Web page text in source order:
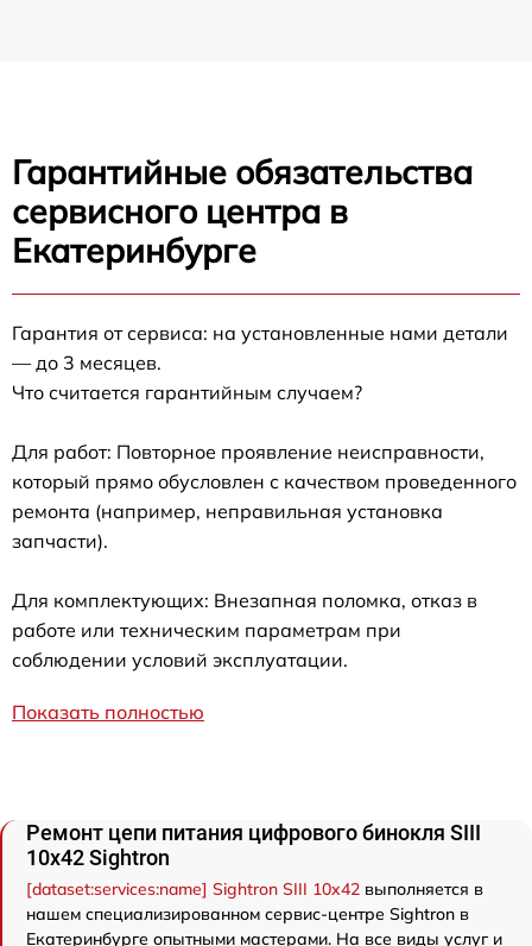
Гарантийные обязательства
сервисного центра в
Екатеринбурге
Гарантия от сервиса: на установленные нами детали
— до 3 месяцев.
Что считается гарантийным случаем?
Для работ: Повторное проявление неисправности,
который прямо обусловлен с качеством проведенного
ремонта (например, неправильная установка
запчасти).
Для комплектующих: Внезапная поломка, отказ в
работе или техническим параметрам при
соблюдении условий эксплуатации.
Показать полностью
Ремонт цепи питания цифрового бинокля SIII
10x42 Sightron
[dataset:services:name] Sightron SIII 10x42 выполняется в
нашем специализированном сервис-центре Sightron в
Екатеринбурге опытными мастерами. На все виды услуг и